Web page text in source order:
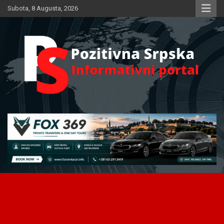
Skip
to
Subota, 8 Augusta, 2026
Pozitivna Srpska